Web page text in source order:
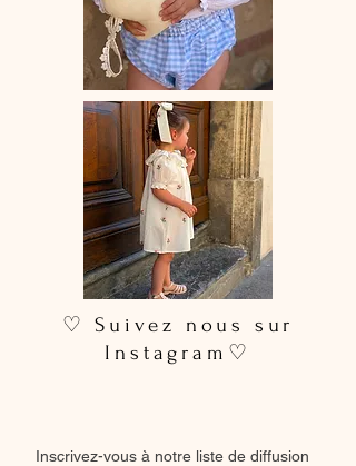
♡ Suivez nous sur
Instagram♡
Inscrivez-vous à notre liste de diffusion